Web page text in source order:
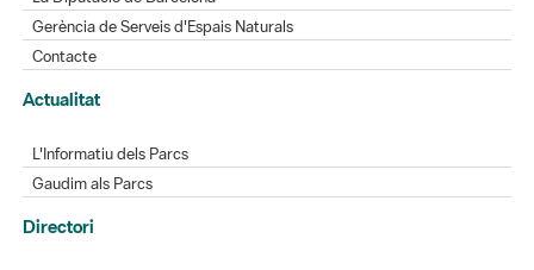
Gerència de Serveis d'Espais Naturals
Contacte
Actualitat
L'Informatiu dels Parcs
Gaudim als Parcs
Directori